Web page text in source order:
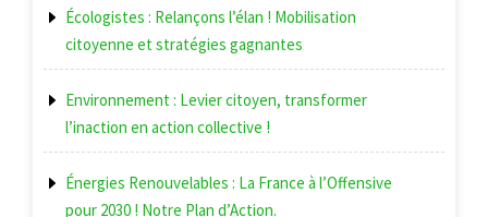
Écologistes : Relançons l’élan ! Mobilisation
citoyenne et stratégies gagnantes
Environnement : Levier citoyen, transformer
l’inaction en action collective !
Énergies Renouvelables : La France à l’Offensive
pour 2030 ! Notre Plan d’Action.